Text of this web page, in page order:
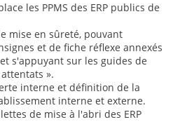
les PPMS des ERP publics de
mise en sûreté, pouvant
et de fiche réflexe annexés
s'appuyant sur les guides de
».
interne et définition de la
interne et externe.
de mise à l'abri des ERP